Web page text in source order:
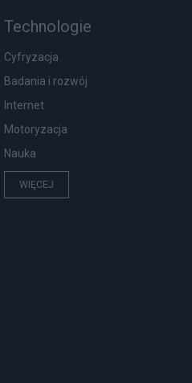
Technologie
Cyfryzacja
Badania i rozwój
Internet
Motoryzacja
Nauka
WIĘCEJ